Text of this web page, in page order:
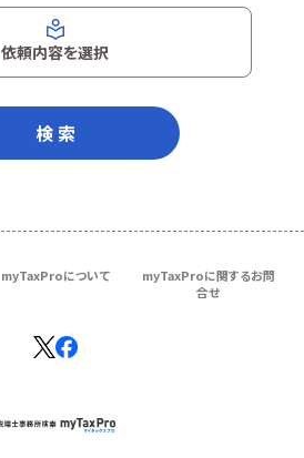
依頼内容を選択
検 索
myTaxProについて
myTaxProに関するお問
合せ